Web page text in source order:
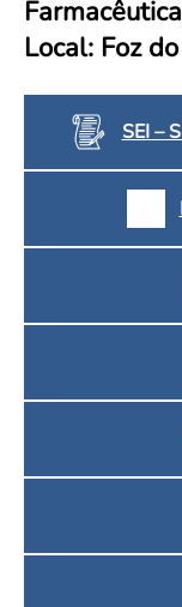
Convenção Coletiva
Consulta de
Saúde Pública e Indígena
Calendário Eleitoral
Candidatos
Dúvidas Frequentes
Local: Foz
SEI –